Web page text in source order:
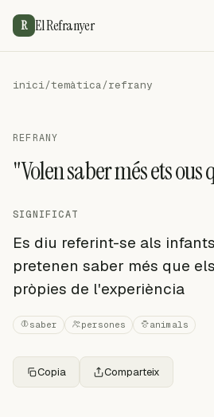
R El Refranyer
inici/temàtica/refrany
REFRANY
"Volen saber més ets ous
SIGNIFICAT
Es diu referint-se als
pretenen saber més que
pròpies de l'experiència
saber persones animals
Copia Comparteix